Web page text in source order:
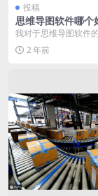
投稿
思维导图软件哪个
相见恨晚的思维导
我对于思维导图软件
不“油”：做的时候好好
出，“呕”，结...
2 年前